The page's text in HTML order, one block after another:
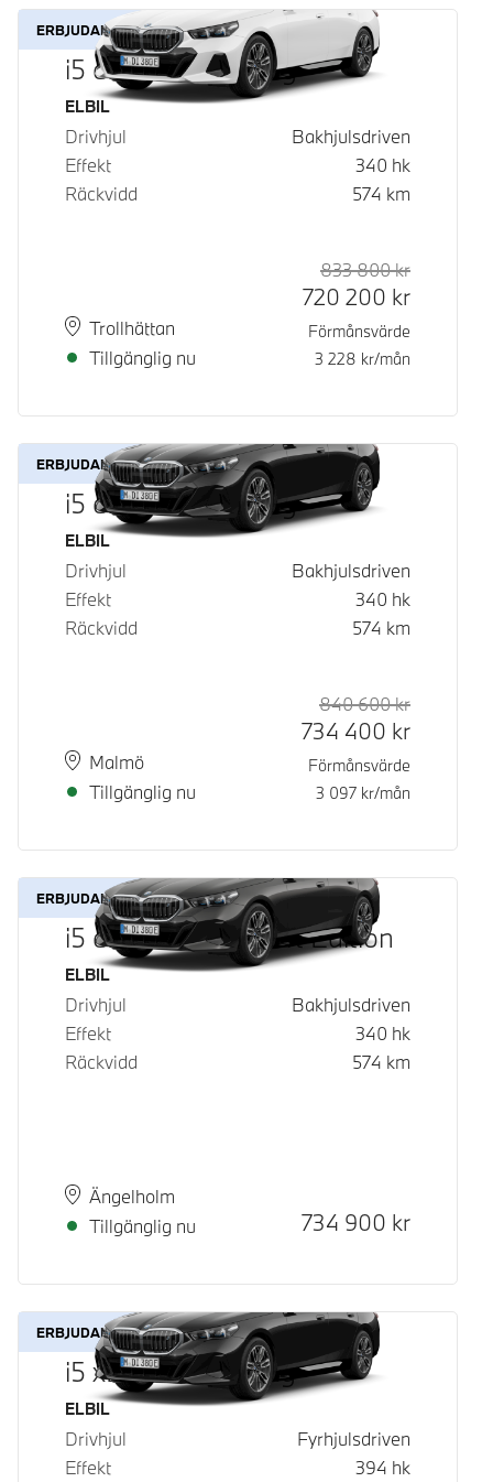
ERBJUDANDE
i5 eDrive40 Touring
Bränsle
ELBIL
Drivhjul
Bakhjulsdriven
Effekt
340 hk
Räckvidd
574 km
PlatsTrollhättan
Leveranstid
Tillgänglig nu
Rek. ord
833 800kr
720 200 kr
Förmånsvärde
3 228 kr/mån
ERBJUDANDE
i5 eDrive40 Touring
Bränsle
ELBIL
Drivhjul
Bakhjulsdriven
Effekt
340 hk
Räckvidd
574 km
PlatsMalmö
Leveranstid
Tillgänglig nu
Rek. ord
840 600kr
734 400 kr
Förmånsvärde
3 097 kr/mån
ERBJUDANDE
i5 eDrive40 M Sport Edition
Bränsle
ELBIL
Drivhjul
Bakhjulsdriven
Effekt
340 hk
Räckvidd
574 km
PlatsÄngelholm
Leveranstid
Tillgänglig nu
Kontantpris
734 900 kr
ERBJUDANDE
i5 xDrive40 Touring
Bränsle
ELBIL
Drivhjul
Fyrhjulsdriven
Effekt
394 hk